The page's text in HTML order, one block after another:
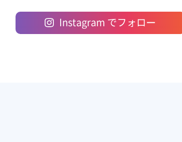
Instagram でフォロー